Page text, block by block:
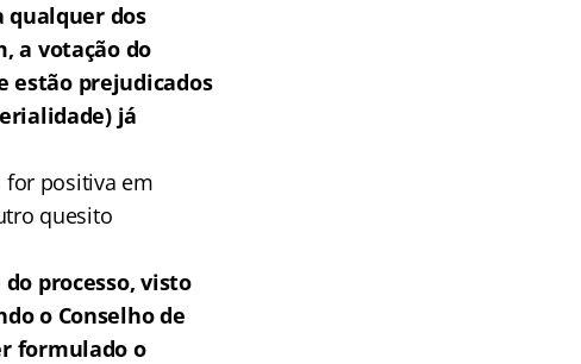
qualquer dos
a votação do
estão prejudicados
já
for positiva em
quesito
processo, visto
o Conselho de
formulado o